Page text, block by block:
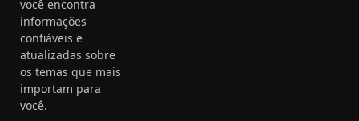
você encontra
informações
confiáveis e
atualizadas sobre
os temas que mais
importam para
você.